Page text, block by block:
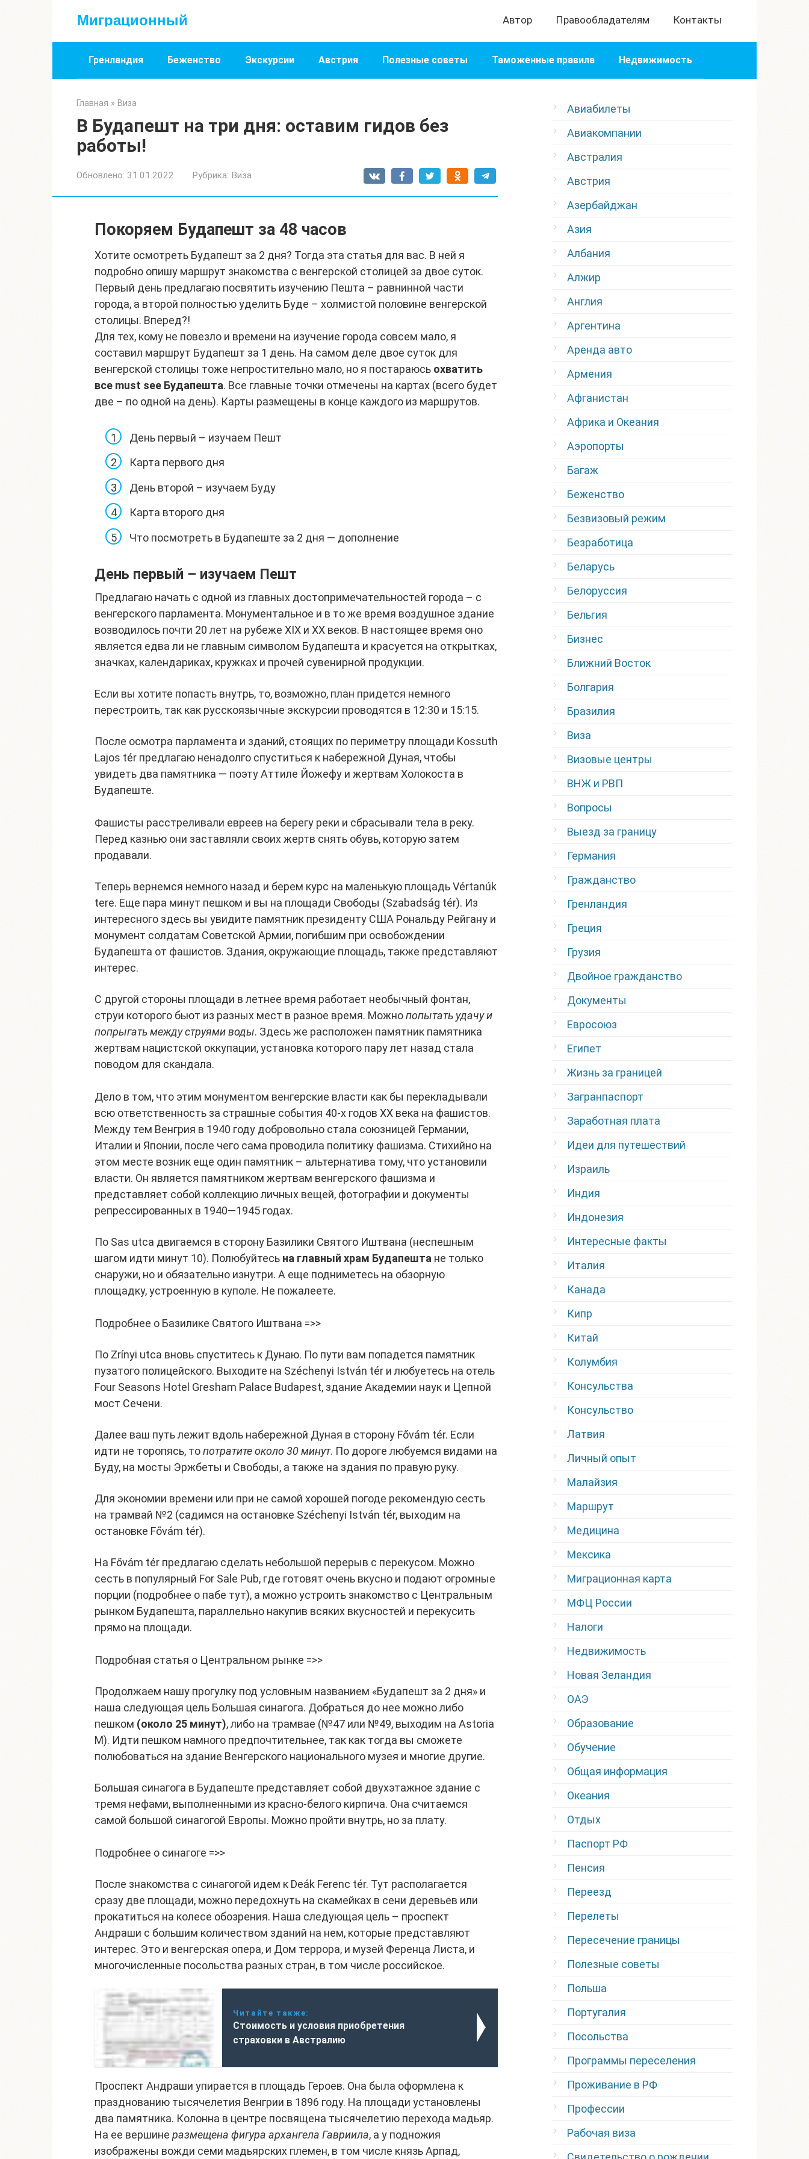
Миграционный Автор Правообладателям Контакты
Гренландия Беженство Экскурсии Австрия Полезные советы Таможенные правила Недвижимость
Главная » Виза
В Будапешт на три дня: оставим гидов без
работы!
Обновлено: 31.01.2022 Рубрика: Виза
Покоряем Будапешт за 48 часов
Хотите осмотреть Будапешт за 2 дня? Тогда эта статья для вас. В ней я
подробно опишу маршрут знакомства с венгерской столицей за двое суток.
Первый день предлагаю посвятить изучению Пешта – равнинной части
города, а второй полностью уделить Буде – холмистой половине венгерской
столицы. Вперед?!
Для тех, кому не повезло и времени на изучение города совсем мало, я
составил маршрут Будапешт за 1 день. На самом деле двое суток для
венгерской столицы тоже непростительно мало, но я постараюсь охватить
все must see Будапешта. Все главные точки отмечены на картах (всего будет
две – по одной на день). Карты размещены в конце каждого из маршрутов.
День первый – изучаем Пешт
Карта первого дня
День второй – изучаем Буду
Карта второго дня
Что посмотреть в Будапеште за 2 дня — дополнение
День первый – изучаем Пешт
Предлагаю начать с одной из главных достопримечательностей города – с
венгерского парламента. Монументальное и в то же время воздушное здание
возводилось почти 20 лет на рубеже XIX и XX веков. В настоящее время оно
является едва ли не главным символом Будапешта и красуется на открытках,
значках, календариках, кружках и прочей сувенирной продукции.
Если вы хотите попасть внутрь, то, возможно, план придется немного
перестроить, так как русскоязычные экскурсии проводятся в 12:30 и 15:15.
После осмотра парламента и зданий, стоящих по периметру площади Kossuth
Lajos tér предлагаю ненадолго спуститься к набережной Дуная, чтобы
увидеть два памятника — поэту Аттиле Йожефу и жертвам Холокоста в
Будапеште.
Фашисты расстреливали евреев на берегу реки и сбрасывали тела в реку.
Перед казнью они заставляли своих жертв снять обувь, которую затем
продавали.
Теперь вернемся немного назад и берем курс на маленькую площадь Vértanúk
tere. Еще пара минут пешком и вы на площади Свободы (Szabadság tér). Из
интересного здесь вы увидите памятник президенту США Рональду Рейгану и
монумент солдатам Советской Армии, погибшим при освобождении
Будапешта от фашистов. Здания, окружающие площадь, также представляют
интерес.
С другой стороны площади в летнее время работает необычный фонтан,
струи которого бьют из разных мест в разное время. Можнопопытать удачу и
попрыгать между струями воды. Здесь же расположен памятник памятника
жертвам нацистской оккупации, установка которого пару лет назад стала
поводом для скандала.
Дело в том, что этим монументом венгерские власти как бы перекладывали
всю ответственность за страшные события 40-х годов XX века на фашистов.
Между тем Венгрия в 1940 году добровольно стала союзницей Германии,
Италии и Японии, после чего сама проводила политику фашизма. Стихийно на
этом месте возник еще один памятник – альтернатива тому, что установили
власти. Он является памятником жертвам венгерского фашизма и
представляет собой коллекцию личных вещей, фотографии и документы
репрессированных в 1940—1945 годах.
По Sas utca двигаемся в сторону Базилики Святого Иштвана (неспешным
шагом идти минут 10). Полюбуйтесь на главный храм Будапешта не только
снаружи, но и обязательно изнутри. А еще подниметесь на обзорную
площадку, устроенную в куполе. Не пожалеете.
Подробнее о Базилике Святого Иштвана =>>
По Zrínyi utca вновь спуститесь к Дунаю. По пути вам попадется памятник
пузатого полицейского. Выходите на Széchenyi István tér и любуетесь на отель
Four Seasons Hotel Gresham Palace Budapest, здание Академии наук и Цепной
мост Сечени.
Далее ваш путь лежит вдоль набережной Дуная в сторону Fővám tér. Если
идти не торопясь, топотратите около 30 минут. По дороге любуемся видами на
Буду, на мосты Эржбеты и Свободы, а также на здания по правую руку.
Для экономии времени или при не самой хорошей погоде рекомендую сесть
на трамвай №2 (садимся на остановке Széchenyi István tér, выходим на
остановке Fővám tér).
На Fővám tér предлагаю сделать небольшой перерыв с перекусом. Можно
сесть в популярный For Sale Pub, где готовят очень вкусно и подают огромные
порции (подробнее о пабе тут), а можно устроить знакомство с Центральным
рынком Будапешта, параллельно накупив всяких вкусностей и перекусить
прямо на площади.
Подробная статья о Центральном рынке =>>
Продолжаем нашу прогулку под условным названием «Будапешт за 2 дня» и
наша следующая цель Большая синагога. Добраться до нее можно либо
пешком (около 25 минут), либо на трамвае (№47 или №49, выходим на Astoria
M). Идти пешком намного предпочтительнее, так как тогда вы сможете
полюбоваться на здание Венгерского национального музея и многие другие.
Большая синагога в Будапеште представляет собой двухэтажное здание с
тремя нефами, выполненными из красно-белого кирпича. Она считаемся
самой большой синагогой Европы. Можно пройти внутрь, но за плату.
Подробнее о синагоге =>>
После знакомства с синагогой идем к Deák Ferenc tér. Тут располагается
сразу две площади, можно передохнуть на скамейках в сени деревьев или
прокатиться на колесе обозрения. Наша следующая цель – проспект
Андраши с большим количеством зданий на нем, которые представляют
интерес. Это и венгерская опера, и Дом террора, и музей Ференца Листа, и
многочисленные посольства разных стран, в том числе российское.
Читайте также:
Стоимость и условия приобретения
страховки в Австралию
Проспект Андраши упирается в площадь Героев. Она была оформлена к
празднованию тысячелетия Венгрии в 1896 году. На площади установлены
два памятника. Колонна в центре посвящена тысячелетию перехода мадьяр.
На ее вершине размещена фигура архангела Гавриила, а у подножия
изображены вожди семи мадьярских племен, в том числе князь Арпад,
Авиабилеты
Авиакомпании
Австралия
Австрия
Азербайджан
Азия
Албания
Алжир
Англия
Аргентина
Аренда авто
Армения
Афганистан
Африка и Океания
Аэропорты
Багаж
Беженство
Безвизовый режим
Безработица
Беларусь
Белоруссия
Бельгия
Бизнес
Ближний Восток
Болгария
Бразилия
Виза
Визовые центры
ВНЖ и РВП
Вопросы
Выезд за границу
Германия
Гражданство
Гренландия
Греция
Грузия
Двойное гражданство
Документы
Евросоюз
Египет
Жизнь за границей
Загранпаспорт
Заработная плата
Идеи для путешествий
Израиль
Индия
Индонезия
Интересные факты
Италия
Канада
Кипр
Китай
Колумбия
Консульства
Консульство
Латвия
Личный опыт
Малайзия
Маршрут
Медицина
Мексика
Миграционная карта
МФЦ России
Налоги
Недвижимость
Новая Зеландия
ОАЭ
Образование
Обучение
Общая информация
Океания
Отдых
Паспорт РФ
Пенсия
Переезд
Перелеты
Пересечение границы
Полезные советы
Польша
Португалия
Посольства
Программы переселения
Проживание в РФ
Профессии
Рабочая виза